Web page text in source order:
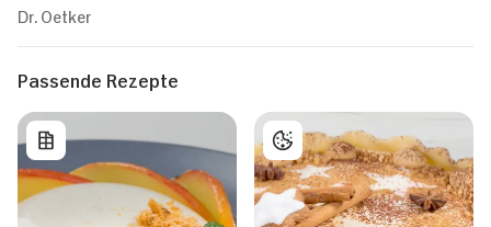
Dr. Oetker
Passende Rezepte